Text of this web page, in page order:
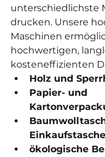
unterschiedlichste
drucken. Unsere
Maschinen
hochwertigen,
kosteneffizienten
Holz und
Papier- und
ökologische